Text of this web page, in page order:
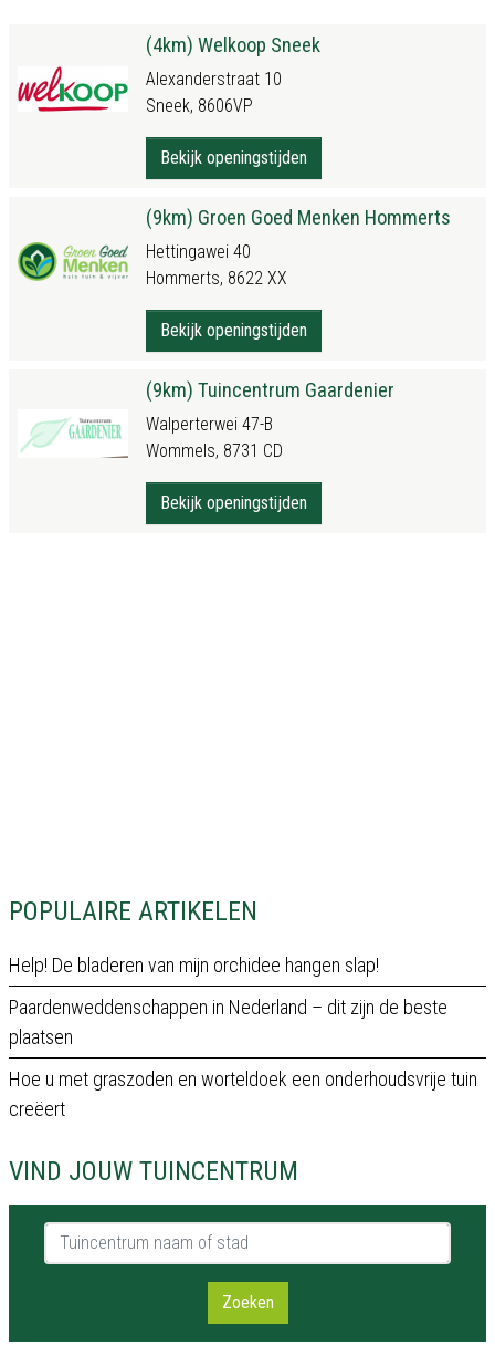
POPULAIRE ARTIKELEN
Help! De bladeren van mijn orchidee hangen slap!
Paardenweddenschappen in Nederland – dit zijn de beste
plaatsen
Hoe u met graszoden en worteldoek een onderhoudsvrije tuin
creëert
VIND JOUW TUINCENTRUM
Tuincentrum naam of stad
Zoeken
(4km) Welkoop Sneek
Alexanderstraat 10
Sneek, 8606VP
Bekijk openingstijden
(9km) Groen Goed Menken Hommerts
Hettingawei 40
Hommerts, 8622 XX
Bekijk openingstijden
(9km) Tuincentrum Gaardenier
Walperterwei 47-B
Wommels, 8731 CD
Bekijk openingstijden